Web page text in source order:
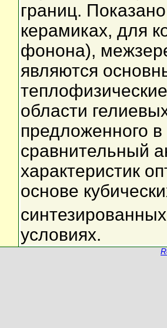
границ.
керамиках, для
фонона),
являются
области
предложенного
сравнительный
характеристик
основе
условиях.